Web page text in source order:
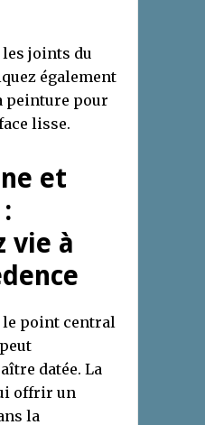
joints du
également
peinture pour
lisse.
et
vie à
le point central
datée. La
offrir un
la